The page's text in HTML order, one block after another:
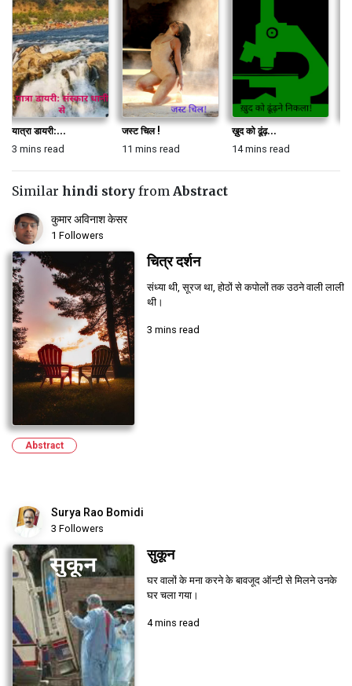
यात्रा डायरी:...
3 mins read
जस्ट चिल !
11 mins read
ख़ुद को ढूंढ़...
14 mins read
Similar hindi story from Abstract
कुमार अविनाश केसर
1 Followers
चित्र दर्शन
संध्या थी, सूरज था, होठों से कपोलों तक उठने वाली लाली
थी।
3 mins read
Abstract
Surya Rao Bomidi
3 Followers
सुकून
घर वालों के मना करने के बावजूद ऑन्टी से मिलने उनके
घर चला गया।
4 mins read